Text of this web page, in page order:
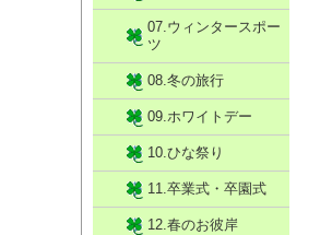
07.ウィンタースポー
ツ
08.冬の旅行
09.ホワイトデー
10.ひな祭り
11.卒業式・卒園式
12.春のお彼岸